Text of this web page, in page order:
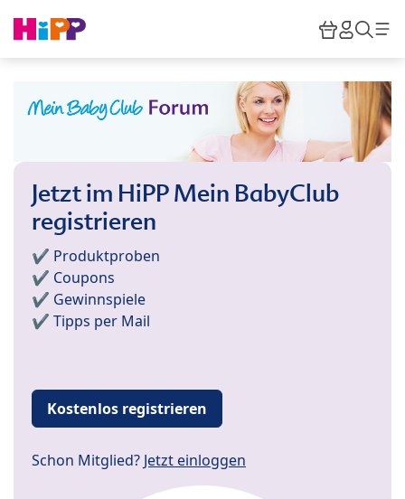
HiPP
Jetzt im HiPP Mein BabyClub
registrieren
✔️ Produktproben
✔️ Coupons
✔️ Gewinnspiele
✔️ Tipps per Mail
Kostenlos registrieren
Schon Mitglied? Jetzt einloggen